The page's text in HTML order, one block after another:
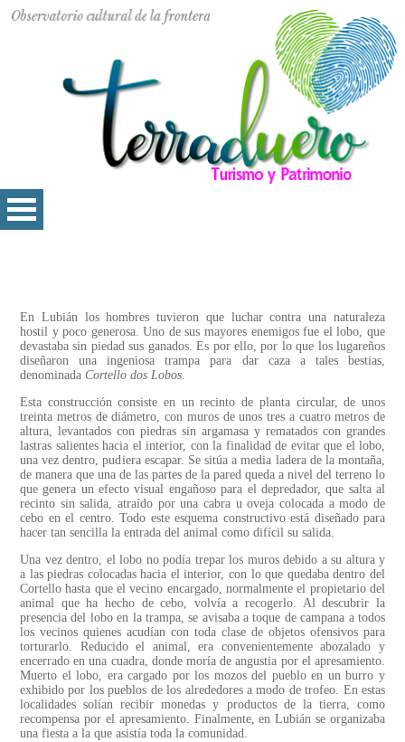
En Lubián los hombres tuvieron que luchar contra una naturaleza
hostil y poco generosa. Uno de sus mayores enemigos fue el lobo, que
devastaba sin piedad sus ganados. Es por ello, por lo que los lugareños
diseñaron una ingeniosa trampa para dar caza a tales bestias,
denominada Cortello dos Lobos.
Esta construcción consiste en un recinto de planta circular, de unos
treinta metros de diámetro, con muros de unos tres a cuatro metros de
altura, levantados con piedras sin argamasa y rematados con grandes
lastras salientes hacia el interior, con la finalidad de evitar que el lobo,
una vez dentro, pudiera escapar. Se sitúa a media ladera de la montaña,
de manera que una de las partes de la pared queda a nivel del terreno lo
que genera un efecto visual engañoso para el depredador, que salta al
recinto sin salida, atraído por una cabra u oveja colocada a modo de
cebo en el centro. Todo este esquema constructivo está diseñado para
hacer tan sencilla la entrada del animal como difícil su salida.
Una vez dentro, el lobo no podía trepar los muros debido a su altura y
a las piedras colocadas hacia el interior, con lo que quedaba dentro del
Cortello hasta que el vecino encargado, normalmente el propietario del
animal que ha hecho de cebo, volvía a recogerlo. Al descubrir la
presencia del lobo en la trampa, se avisaba a toque de campana a todos
los vecinos quienes acudían con toda clase de objetos ofensivos para
torturarlo. Reducido el animal, era convenientemente abozalado y
encerrado en una cuadra, donde moría de angustia por el apresamiento.
Muerto el lobo, era cargado por los mozos del pueblo en un burro y
exhibido por los pueblos de los alrededores a modo de trofeo. En estas
localidades solían recibir monedas y productos de la tierra, como
recompensa por el apresamiento. Finalmente, en Lubián se organizaba
una fiesta a la que asistía toda la comunidad.